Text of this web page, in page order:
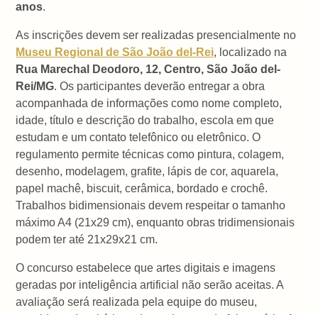
anos.
As inscrições devem ser realizadas presencialmente no
Museu Regional de São João del-Rei, localizado na
Rua Marechal Deodoro, 12, Centro, São João del-
Rei/MG. Os participantes deverão entregar a obra
acompanhada de informações como nome completo,
idade, título e descrição do trabalho, escola em que
estudam e um contato telefônico ou eletrônico. O
regulamento permite técnicas como pintura, colagem,
desenho, modelagem, grafite, lápis de cor, aquarela,
papel machê, biscuit, cerâmica, bordado e crochê.
Trabalhos bidimensionais devem respeitar o tamanho
máximo A4 (21x29 cm), enquanto obras tridimensionais
podem ter até 21x29x21 cm.
O concurso estabelece que artes digitais e imagens
geradas por inteligência artificial não serão aceitas. A
avaliação será realizada pela equipe do museu,